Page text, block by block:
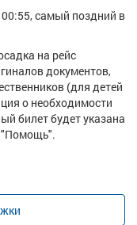
самый поздний в
на рейс
документов,
(для детей
о необходимости
билет будет указана
"Помощь".